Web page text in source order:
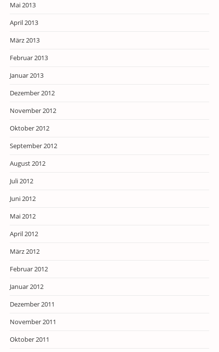
Mai 2013
April 2013
März 2013
Februar 2013
Januar 2013
Dezember 2012
November 2012
Oktober 2012
September 2012
August 2012
Juli 2012
Juni 2012
Mai 2012
April 2012
März 2012
Februar 2012
Januar 2012
Dezember 2011
November 2011
Oktober 2011